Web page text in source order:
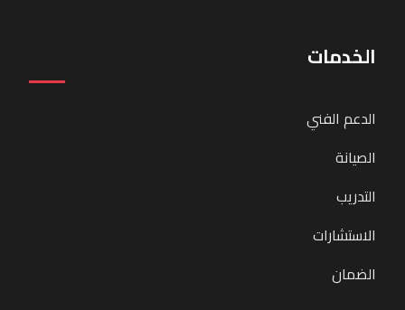
الخدمات
الدعم الفني
الصيانة
التدريب
الاستشارات
الضمان